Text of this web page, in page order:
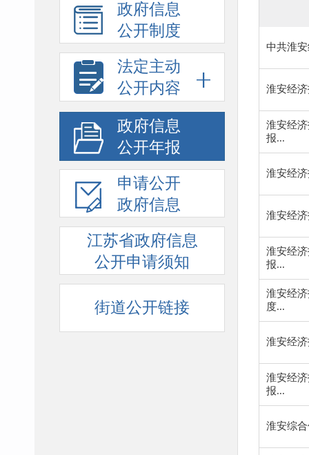
政府信息
公开制度
法定主动
公开内容
政府信息
公开年报
申请公开
政府信息
江苏省政府信息
公开申请须知
街道公开链接
中共淮
淮安经
淮安经
报...
淮安经
淮安经
淮安经
报...
淮安经
度...
淮安经
淮安经
报...
淮安综